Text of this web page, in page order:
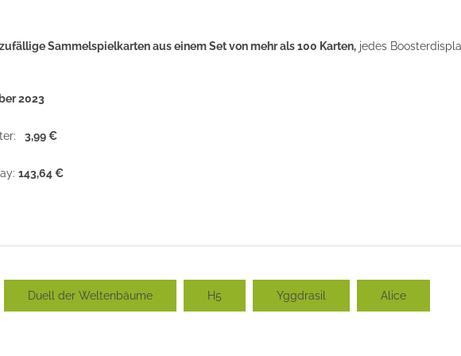
Sammelspielkarten aus einem Set von mehr als 100 Karten, jedes
2023
3,99 €
143,64 €
Duell der Weltenbäume H5 Yggdrasil Alice